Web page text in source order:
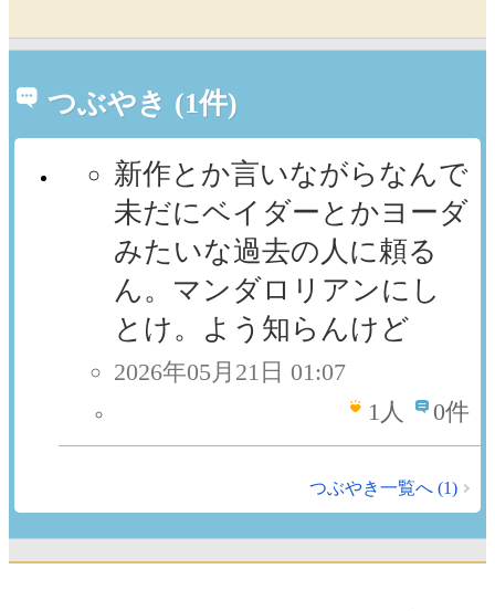
つぶやき (1件)
新作とか言いながらなんで
未だにベイダーとかヨーダ
みたいな過去の人に頼る
ん。マンダロリアンにし
とけ。よう知らんけど
2026年05月21日 01:07
1 人 0件
つぶやき一覧へ (1)